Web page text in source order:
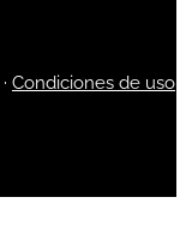
· Condiciones de uso